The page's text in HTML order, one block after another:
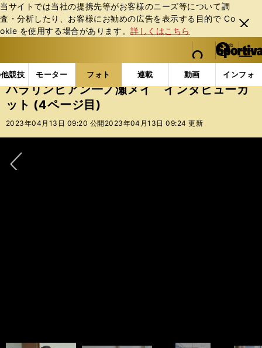
当サイトでは当社の提携先等がお客様のニーズ等について調
査・分析したり、お客様にお勧めの広告を表⽰する⽬的で Co
okie を使⽤する場合があります。詳しくはこちら
閉じ
る
web Sportiva (webスポルティーバ)
検索
マイペ
ー
ジ
メニュ
競技 モーター フォト 連載 動画 インフォ
b
ス
ポ
ル
バ
フォトギャラリー コラムフォト パラリンピアン一
パラリンピアン一ノ瀬メイ インタビューカ
ット (4ページ目)
2023年04月13日 09:20 公開 2023年04月13日 09:24 更新